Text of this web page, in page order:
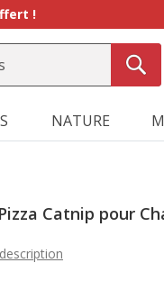
!
NATURE
Catnip pour